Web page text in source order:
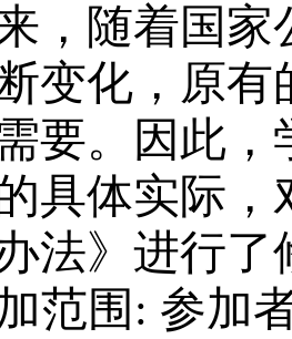
，随着国
变化，原
要。因此
具体实际
法》进行
范围 : 参加